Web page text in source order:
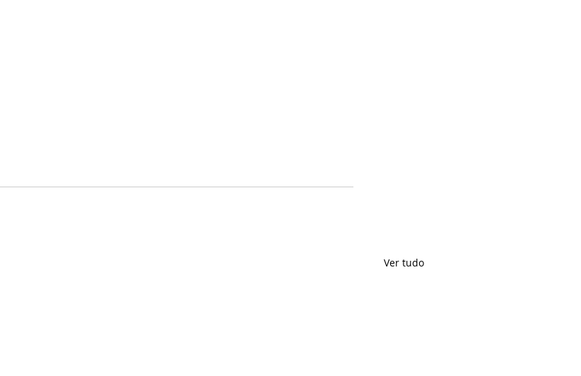
Ver tudo